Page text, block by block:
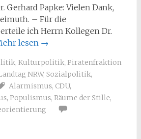
Gerhard Papke: Vielen Dank,
– Für die
ich Herrn Kollegen Dr.
lesen →
, Kulturpolitik, Piratenfraktion
NRW, Sozialpolitik,
Alarmismus, CDU,
, Populismus, Räume der Stille,